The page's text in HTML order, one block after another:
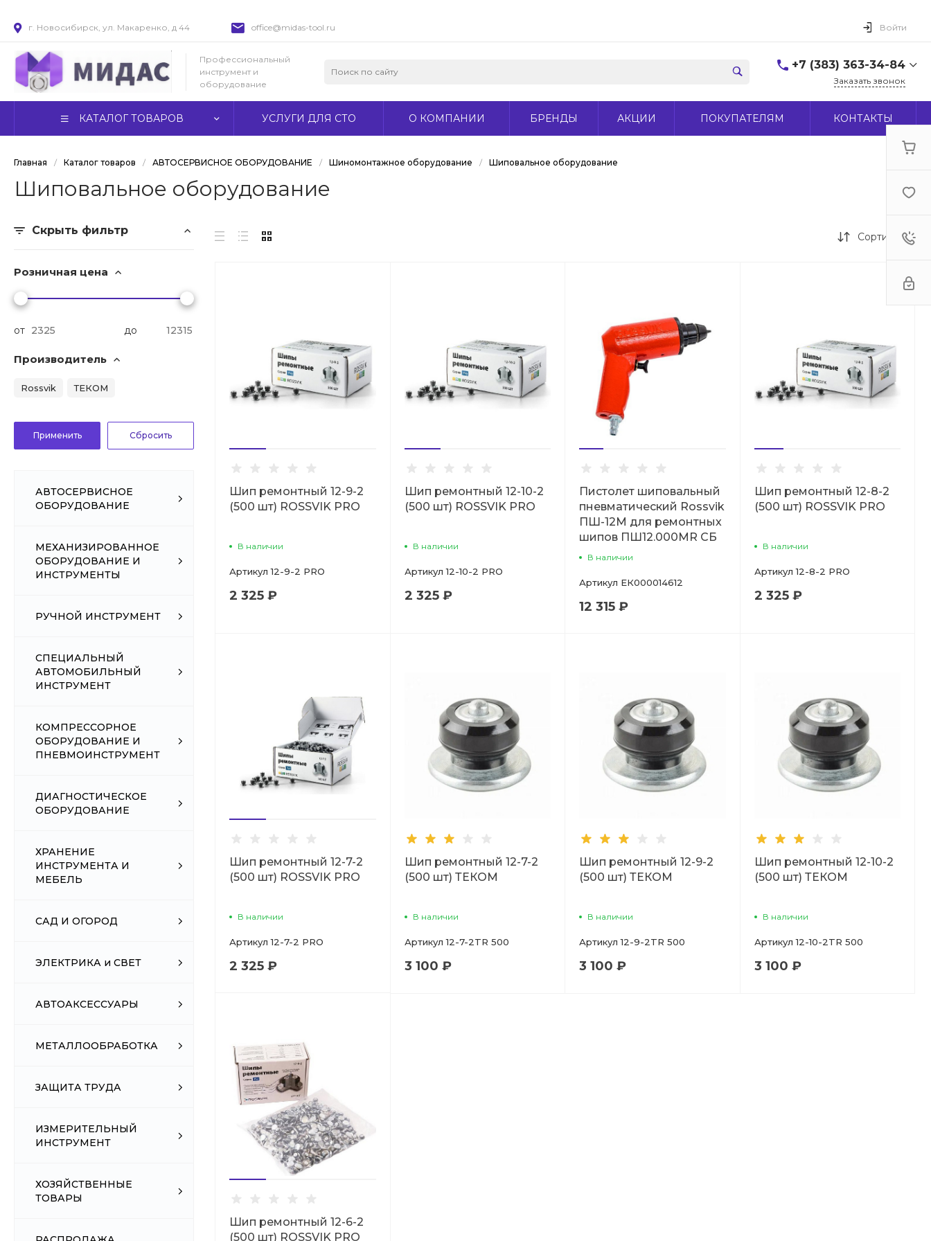
г. Новосибирск, ул. Макаренко, д 44 office@midas-tool.ru Войти
Профессиональный
инструмент и
оборудование
+7 (383) 363-34-84
г. Новосибирск, ул.
Заказать звонок
КАТАЛОГ ТОВАРОВ УСЛУГИ ДЛЯ СТО О КОМПАНИИ БРЕНДЫ АКЦИИ ПОКУПАТЕЛЯМ КОНТАКТЫ
Главная / Каталог товаров / АВТОСЕРВИСНОЕ ОБОРУДОВАНИЕ / Шиномонтажное оборудование / Шиповальное оборудование
Шиповальное оборудование
Скрыть фильтр
Розничная цена
от до
Производитель
Rossvik ТЕКОМ
АВТОСЕРВИСНОЕ
ОБОРУДОВАНИЕ
МЕХАНИЗИРОВАННОЕ
ОБОРУДОВАНИЕ И
ИНСТРУМЕНТЫ
РУЧНОЙ ИНСТРУМЕНТ
СПЕЦИАЛЬНЫЙ
АВТОМОБИЛЬНЫЙ
ИНСТРУМЕНТ
КОМПРЕССОРНОЕ
ОБОРУДОВАНИЕ И
ПНЕВМОИНСТРУМЕНТ
ДИАГНОСТИЧЕСКОЕ
ОБОРУДОВАНИЕ
ХРАНЕНИЕ
ИНСТРУМЕНТА И
МЕБЕЛЬ
САД И ОГОРОД
ЭЛЕКТРИКА и СВЕТ
АВТОАКСЕССУАРЫ
МЕТАЛЛООБРАБОТКА
ЗАЩИТА ТРУДА
ИЗМЕРИТЕЛЬНЫЙ
ИНСТРУМЕНТ
ХОЗЯЙСТВЕННЫЕ
ТОВАРЫ
Сортировка
Шип ремонтный 12-9-2
(500 шт) ROSSVIK PRO
В наличии
Артикул 12-9-2 PRO
2 325 ₽
Шип ремонтный 12-10-2
(500 шт) ROSSVIK PRO
В наличии
Артикул 12-10-2 PRO
2 325 ₽
Пистолет шиповальный
пневматический Rossvik
ПШ-12М для ремонтных
шипов ПШ12.000МR СБ
В наличии
Артикул ЕК000014612
12 315 ₽
Шип ремонтный 12-8-2
(500 шт) ROSSVIK PRO
В наличии
Артикул 12-8-2 PRO
2 325 ₽
Шип ремонтный 12-7-2
(500 шт) ROSSVIK PRO
В наличии
Артикул 12-7-2 PRO
2 325 ₽
Шип ремонтный 12-7-2
(500 шт) ТЕКОМ
В наличии
Артикул 12-7-2TR 500
3 100 ₽
Шип ремонтный 12-9-2
(500 шт) ТЕКОМ
В наличии
Артикул 12-9-2TR 500
3 100 ₽
Шип ремонтный 12-10-2
(500 шт) ТЕКОМ
В наличии
Артикул 12-10-2TR 500
3 100 ₽
Шип ремонтный 12-6-2
(500 шт) ROSSVIK PRO